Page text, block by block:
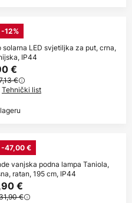
-12%
solarna LED svjetiljka za put, crna,
IP44
€
€
Tehnički list
-47,00 €
vanjska podna lampa Taniola,
ratan, 195 cm, IP44
€
€